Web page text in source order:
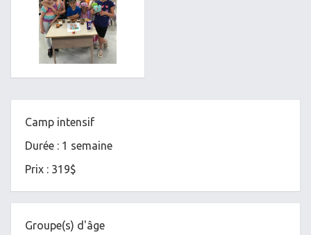
Camp intensif
Durée : 1 semaine
Prix : 319$
Groupe(s) d'âge